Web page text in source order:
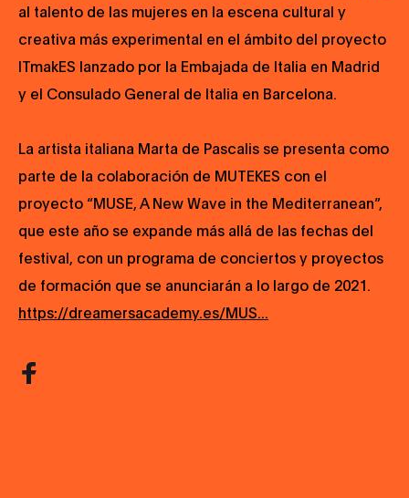
al talento de las mujeres en la escena cultural y
creativa más experimental en el ámbito del proyecto
ITmakES lanzado por la Embajada de Italia en Madrid
y el Consulado General de Italia en Barcelona.
La artista italiana Marta de Pascalis se presenta como
parte de la colaboración de MUTEKES con el
proyecto “MUSE, A New Wave in the Mediterranean”,
que este año se expande más allá de las fechas del
festival, con un programa de conciertos y proyectos
de formación que se anunciarán a lo largo de 2021.
https://dreamersacademy.es/MUS...